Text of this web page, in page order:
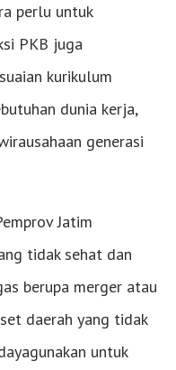
perlu untuk
PKB juga
kurikulum
dunia kerja,
generasi
Jatim
tidak sehat dan
berupa merger atau
daerah yang tidak
untuk